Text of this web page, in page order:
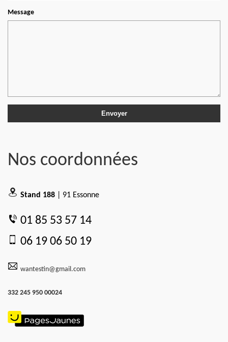
Message
Nos coordonnées
Stand 188 | 91 Essonne
01 85 53 57 14
06 19 06 50 19
wantestin@gmail.com
332 245 950 00024